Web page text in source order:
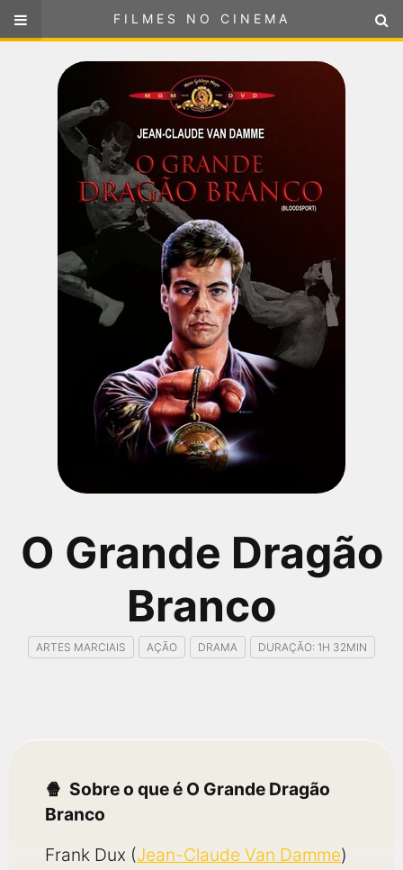
FILMES NO CINEMA
ou selecione sua localização
O Grande Dragão
Branco
ARTES MARCIAIS AÇÃO DRAMA DURAÇÃO: 1H 32MIN
Sobre o que é O Grande Dragão
Branco
Frank Dux (Jean-Claude Van Damme)
FILMES NO CINEMA
SELECIONE SUA LOCALIZAÇÃO
FILMES EM CARTAZ
PRÓXIMOS LANÇAMENTOS
NOTÍCIAS
PÁGINA INICIAL
é o maior localizador de filmes e
sessões de cinema no Brasil. Através dele, você pode
encontrar os filmes no cinema mais próximos a você ou a
qualquer cidade em território brasileiro. Você pode também
acessar informações sobre cinemas, horários, assistir aos
trailers e muito mais.